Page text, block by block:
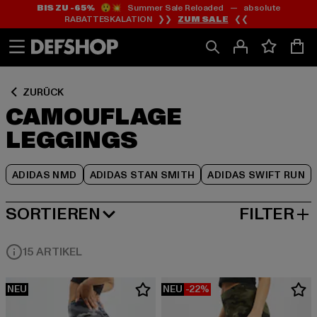
Zum
Inhalt
springen
Zum
Fußzeile
springen
BIS ZU -65%😲💥 Summer Sale Reloaded — absolute
RABATTESKALATION ❯❯ ZUM SALE ❮❮
ZURÜCK
CAMOUFLAGE
LEGGINGS
ADIDAS NMD ADIDAS STAN SMITH ADIDAS SWIFT RUN
Zum
Produktraster
springen
SORTIEREN
BELIEBTESTE FILTER
15 ARTIKEL
NEU NEU -22%